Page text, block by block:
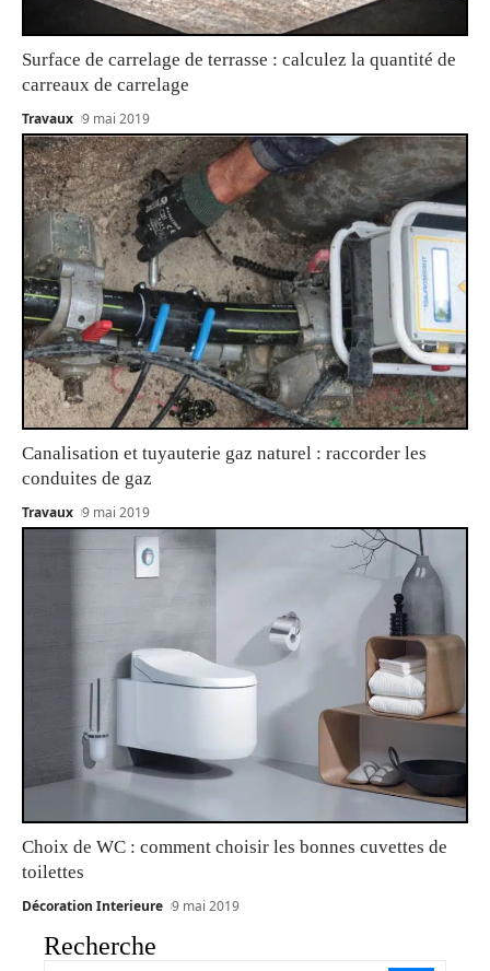
Surface de carrelage de terrasse : calculez la quantité de
carreaux de carrelage
Travaux 9 mai 2019
Canalisation et tuyauterie gaz naturel : raccorder les
conduites de gaz
Travaux 9 mai 2019
Choix de WC : comment choisir les bonnes cuvettes de
toilettes
Décoration Interieure 9 mai 2019
Recherche